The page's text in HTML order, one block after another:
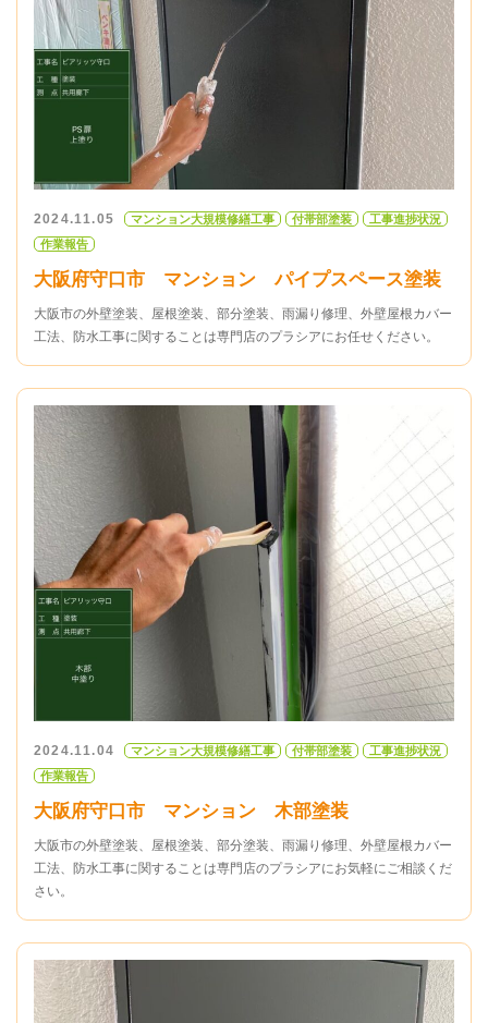
2024.11.05 マンション大規模修繕工事 付帯部塗装
工事進捗状況
作業報告
大阪府守口市 マンション パイプスペース塗装
大阪市の外壁塗装、屋根塗装、部分塗装、雨漏り修理、外壁屋根カバー
工法、防水工事に関することは専門店のプラシアにお任せください。
2024.11.04 マンション大規模修繕工事 付帯部塗装
工事進捗状況
作業報告
大阪府守口市 マンション 木部塗装
大阪市の外壁塗装、屋根塗装、部分塗装、雨漏り修理、外壁屋根カバー
工法、防水工事に関することは専門店のプラシアにお気軽にご相談くだ
さい。